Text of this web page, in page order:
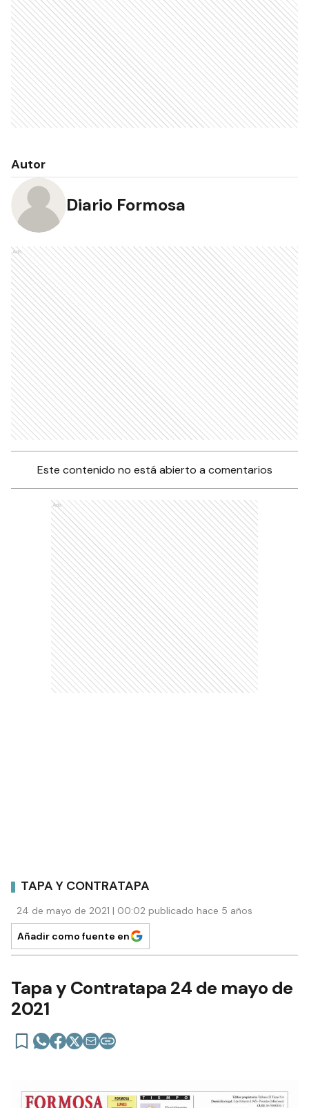
Autor
Diario Formosa
Ads
Este contenido no está abierto a comentarios
Ads
TAPA Y CONTRATAPA
24 de mayo de 2021 | 00:02 publicado hace 5 años
Añadir como fuente en
Tapa y Contratapa 24 de mayo de
2021